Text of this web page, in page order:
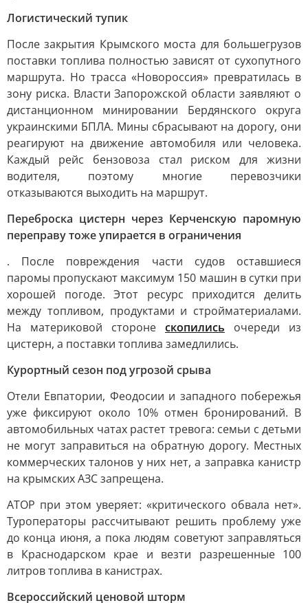
Логистический тупик
После закрытия Крымского моста для большегрузов
поставки топлива полностью зависят от сухопутного
маршрута. Но трасса «Новороссия» превратилась в
зону риска. Власти Запорожской области заявляют о
дистанционном минировании Бердянского округа
украинскими БПЛА. Мины сбрасывают на дорогу, они
реагируют на движение автомобиля или человека.
Каждый рейс бензовоза стал риском для жизни
водителя, поэтому многие перевозчики
отказываются выходить на маршрут.
Переброска цистерн через Керченскую паромную
переправу тоже упирается в ограничения
. После повреждения части судов оставшиеся
паромы пропускают максимум 150 машин в сутки при
хорошей погоде. Этот ресурс приходится делить
между топливом, продуктами и стройматериалами.
На материковой стороне скопились очереди из
цистерн, а поставки топлива замедлились.
Курортный сезон под угрозой срыва
Отели Евпатории, Феодосии и западного побережья
уже фиксируют около 10% отмен бронирований. В
автомобильных чатах растет тревога: семьи с детьми
не могут заправиться на обратную дорогу. Местных
коммерческих талонов у них нет, а заправка канистр
на крымских АЗС запрещена.
АТОР при этом уверяет: «критического обвала нет».
Туроператоры рассчитывают решить проблему уже
до конца июня, а пока людям советуют заправляться
в Краснодарском крае и везти разрешенные 100
литров топлива в канистрах.
Всероссийский ценовой шторм